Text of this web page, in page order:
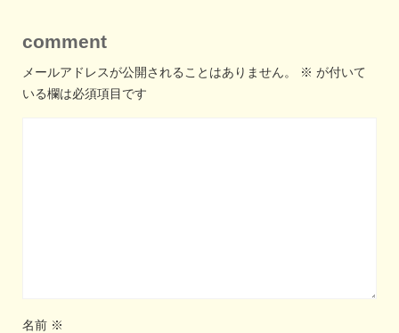
comment
メールアドレスが公開されることはありません。 ※ が付いて
いる欄は必須項目です
名前 ※